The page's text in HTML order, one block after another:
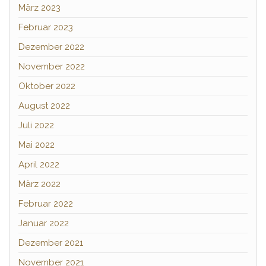
März 2023
Februar 2023
Dezember 2022
November 2022
Oktober 2022
August 2022
Juli 2022
Mai 2022
April 2022
März 2022
Februar 2022
Januar 2022
Dezember 2021
November 2021